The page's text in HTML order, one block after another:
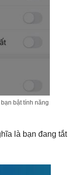
bật tính năng
là bạn đang tắt